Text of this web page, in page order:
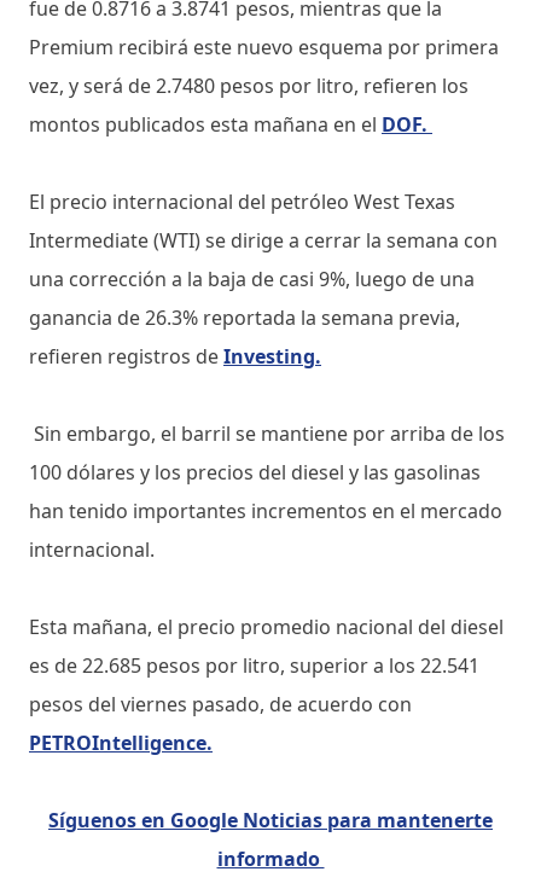
fue de 0.8716 a 3.8741 pesos, mientras que la
Premium recibirá este nuevo esquema por primera
vez, y será de 2.7480 pesos por litro, refieren los
montos publicados esta mañana en el DOF.
El precio internacional del petróleo West Texas
Intermediate (WTI) se dirige a cerrar la semana con
una corrección a la baja de casi 9%, luego de una
ganancia de 26.3% reportada la semana previa,
refieren registros deInvesting.
Sin embargo, el barril se mantiene por arriba de los
100 dólares y los precios del diesel y las gasolinas
han tenido importantes incrementos en el mercado
internacional.
Esta mañana, el precio promedio nacional del diesel
es de 22.685 pesos por litro, superior a los 22.541
pesos del viernes pasado, de acuerdo con
PETROIntelligence.
Síguenos en Google Noticias para mantenerte
informado